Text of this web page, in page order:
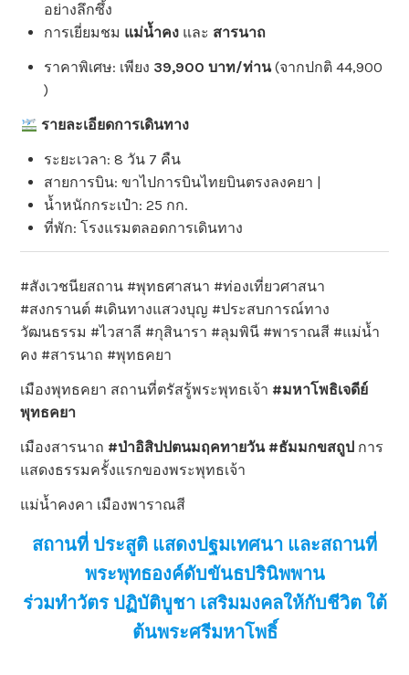
อย่างลึกซึ้ง
การเยี่ยมชม แม่น้ำคงและ สารนาถ
ราคาพิเศษ: เพียง 39,900 บาท/ท่าน(จากปกติ 44,900
)
รายละเอียดการเดินทาง
ระยะเวลา: 8 วัน 7 คืน
สายการบิน: ขาไปการบินไทยบินตรงลงคยา |
น้ำหนักกระเป๋า: 25 กก.
ที่พัก: โรงแรมตลอดการเดินทาง
#สังเวชนียสถาน #พุทธศาสนา #ท่องเที่ยวศาสนา
#สงกรานต์ #เดินทางแสวงบุญ #ประสบการณ์ทาง
วัฒนธรรม #ไวสาลี #กุสินารา #ลุมพินี #พาราณสี #แม่น้ำ
คง #สารนาถ #พุทธคยา
เมืองพุทธคยา สถานที่ตรัสรู้พระพุทธเจ้า #มหาโพธิเจดีย์
พุทธคยา
เมืองสารนาถ #ป่าอิสิปปตนมฤคทายวัน #ธัมมกขสถูป การ
แสดงธรรมครั้งแรกของพระพุทธเจ้า
แม่น้ำคงคา เมืองพาราณสี
สถานที่ ประสูติ แสดงปฐมเทศนา และสถานที่
พระพุทธองค์ดับขันธปรินิพพาน
ร่วมทำวัตร ปฏิบัติบูชา เสริมมงคลให้กับชีวิต ใต้
ต้นพระศรีมหาโพธิ์